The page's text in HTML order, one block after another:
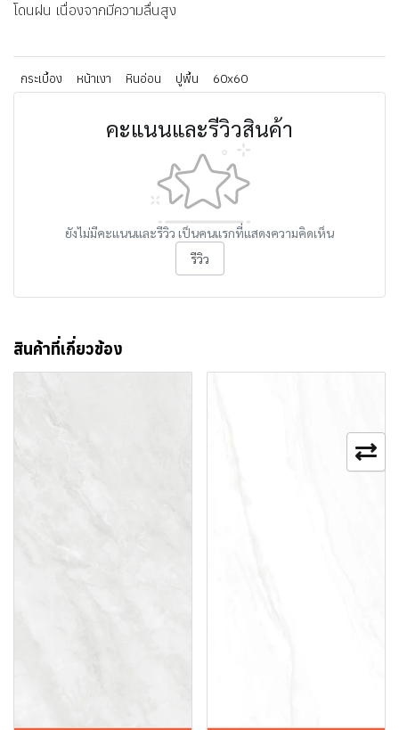
โดนฝน เนื่องจากมีความลื่นสูง
กระเบื้อง หน้าเงา หินอ่อน ปูพื้น 60x60
คะแนนและรีวิวสินค้า
ยังไม่มีคะแนนและรีวิว เป็นคนแรกที่แสดงความคิดเห็น
รีวิว
สินค้าที่เกี่ยวข้อง